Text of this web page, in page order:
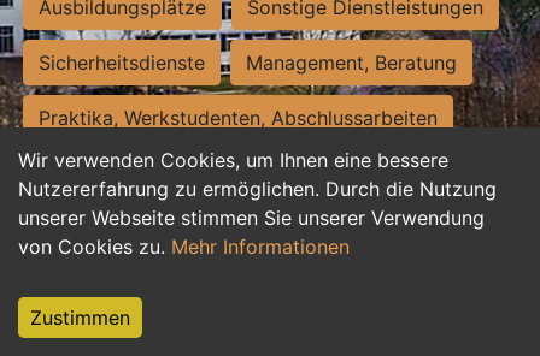
Wir verwenden Cookies, um Ihnen eine bessere
Nutzererfahrung zu ermöglichen. Durch die Nutzung
unserer Webseite stimmen Sie unserer Verwendung
von Cookies zu. Mehr Informationen
Zustimmen
Ausbildungsplätze Sonstige Dienstleistungen
Sicherheitsdienste Management, Beratung
Praktika, Werkstudenten, Abschlussarbeiten
Personalwesen Assistenz, Sekretariat
Hilfskräfte, Aushilfs- und Nebenjobs
Weiterbildung, Studium, duale Ausbildung